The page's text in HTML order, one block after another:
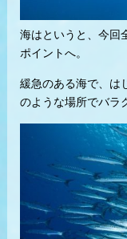
海はというと、今回
ポイントへ。
緩急のある海で、は
のような場所でバラ